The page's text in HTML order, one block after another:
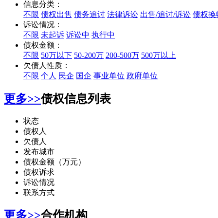
信息分类：
不限 债权出售 债务追讨 法律诉讼 出售/追讨/诉讼 债权换
诉讼情况：
不限 未起诉 诉讼中 执行中
债权金额：
不限 50万以下 50-200万 200-500万 500万以上
欠债人性质：
不限 个人 民企 国企 事业单位 政府单位
更多>>债权信息列表
状态
债权人
欠债人
发布城市
债权金额（万元）
债权诉求
诉讼情况
联系方式
更多>>合作机构